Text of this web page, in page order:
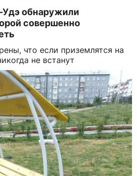
обнаружили
совершенно
что если приземлятся на
не встанут